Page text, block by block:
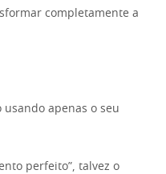
completamente a
usando apenas o seu
perfeito”, talvez o